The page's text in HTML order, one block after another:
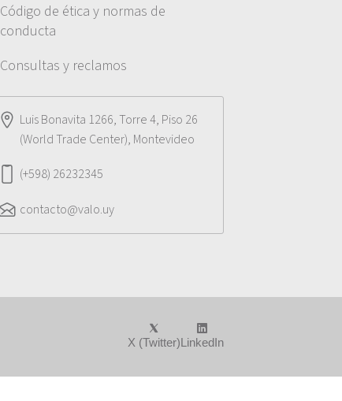
Código de ética y normas de
conducta
Consultas y reclamos
Luis Bonavita 1266, Torre 4, Piso 26
(World Trade Center), Montevideo
(+598) 26232345
contacto@valo.uy
X (Twitter)LinkedIn